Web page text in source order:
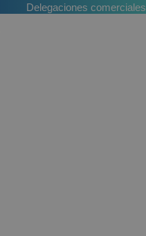
Delegaciones comerciales